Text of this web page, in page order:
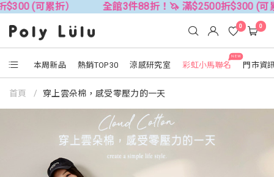
(可累折） 全館3件88折！🦄 滿$2500折$300 (可累
本周新品 熱銷TOP30 涼感研究室
NEW
彩虹小馬聯名 門市資
0 0
首頁 穿上雲朵棉，感受零壓力的一天